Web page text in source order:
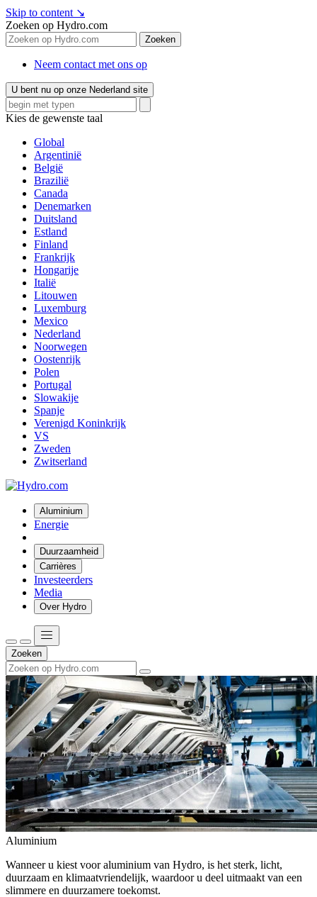
Skip to content ↘
Zoeken op Hydro.com
Zoeken
Neem contact met ons op
U bent nu op onze Nederland site
Kies de gewenste taal
Global
Argentinië
België
Brazilië
Canada
Denemarken
Duitsland
Estland
Finland
Frankrijk
Hongarije
Italië
Litouwen
Luxemburg
Mexico
Nederland
Noorwegen
Oostenrijk
Polen
Portugal
Slowakije
Spanje
Verenigd Koninkrijk
VS
Zweden
Zwitserland
Aluminium
Energie
Duurzaamheid
Carrières
Investeerders
Media
Over Hydro
Zoeken
Aluminium
Wanneer u kiest voor aluminium van Hydro, is het sterk, licht,
duurzaam en klimaatvriendelijk, waardoor u deel uitmaakt van een
slimmere en duurzamere toekomst.